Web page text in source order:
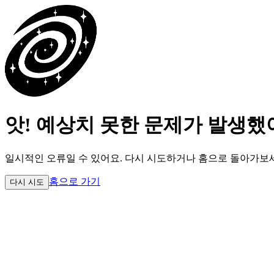
앗! 예상치 못한 문제가 발생했
일시적인 오류일 수 있어요. 다시 시도하거나 홈으로 돌아가보
다시 시도 홈으로 가기